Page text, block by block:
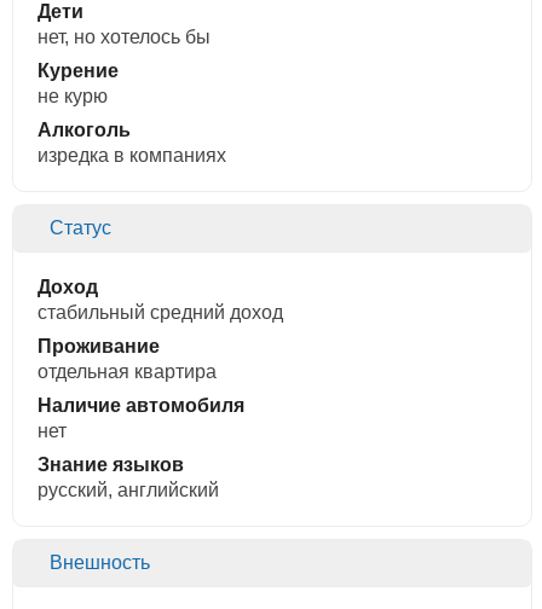
Дети
нет, но хотелось бы
Курение
не курю
Алкоголь
изредка в компаниях
Статус
Доход
стабильный средний доход
Проживание
отдельная квартира
Наличие автомобиля
нет
Знание языков
русский, английский
Внешность